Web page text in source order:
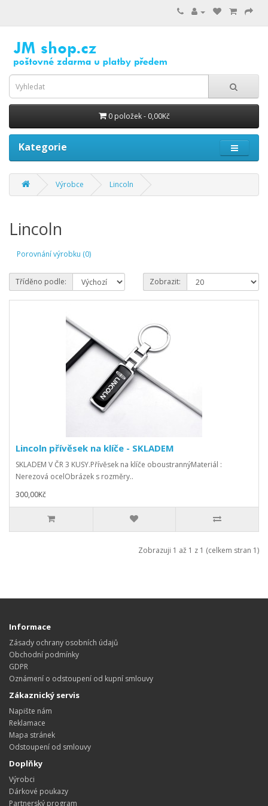
0 položek - 0,00Kč
Kategorie
Výrobce Lincoln
Lincoln
Porovnání výrobku (0)
Tříděno podle: Zobrazit:
Lincoln přívěsek na klíče - SKLADEM
SKLADEM V ČR 3 KUSY.Přívěsek na klíče oboustrannýMateriál :
Nerezová ocelObrázek s rozměry..
300,00Kč
Zobrazuji 1 až 1 z 1 (celkem stran 1)
Informace
Zásady ochrany osobních údajů
Obchodní podmínky
GDPR
Oznámení o odstoupení od kupní smlouvy
Zákaznický servis
Napište nám
Reklamace
Mapa stránek
Odstoupení od smlouvy
Doplňky
Výrobci
Dárkové poukazy
Partnerský program